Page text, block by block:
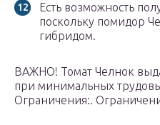
Есть возможность
поскольку помидор
гибридом.
ВАЖНО! Томат Челнок
при минимальных
Ограничения:.